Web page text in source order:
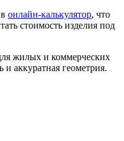
онлайн-калькулятор, что
стоимость изделия под
жилых и коммерческих
аккуратная геометрия.